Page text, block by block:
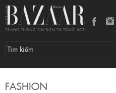
FASHION